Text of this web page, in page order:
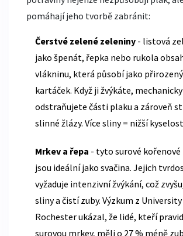
pomáhají jeho tvorbě zabránit:
Čerstvé zelené zeleniny - listová
jako špenát, řepka nebo rukola
vlákninu, která působí jako přirozený
kartáček. Když ji žvýkáte, mechanicky
odstraňujete části plaku a zároveň
slinné žlázy. Více sliny = nižší
Mrkev a řepa - tyto surové
jsou ideální jako svačina. Jejich
vyžaduje intenzivní žvýkání, což
sliny a čistí zuby. Výzkum z
Rochester ukázal, že lidé, kteří
surovou mrkev, měli o 27 % méně